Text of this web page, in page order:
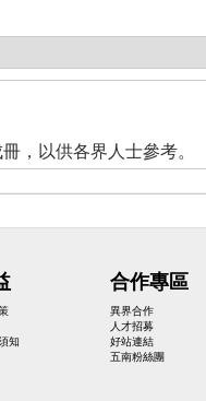
，以供各界人士參考。
知
合作專區
異界合作
人才招募
好站連結
五南粉絲團